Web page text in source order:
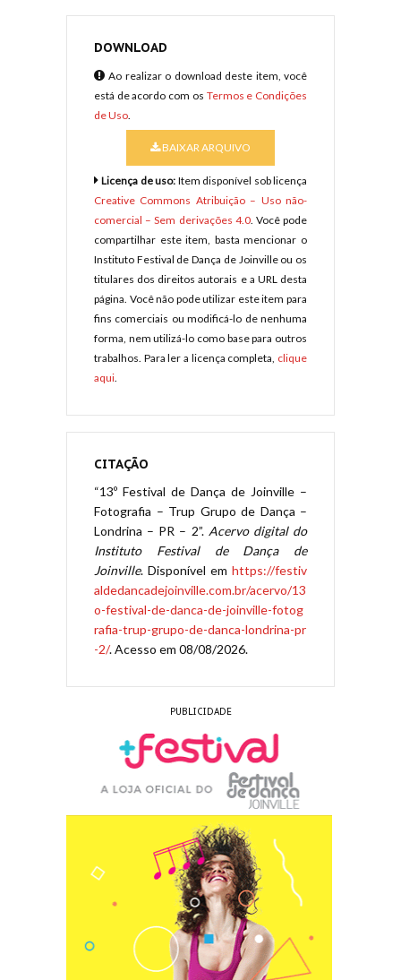
DOWNLOAD
Ao realizar o download deste item, você
está de acordo com os Termos e Condições
de Uso.
BAIXAR ARQUIVO
Licença de uso: Item disponível sob licença
Creative Commons Atribuição – Uso não-
comercial – Sem derivações 4.0. Você pode
compartilhar este item, basta mencionar o
Instituto Festival de Dança de Joinville ou os
titulares dos direitos autorais e a URL desta
página. Você não pode utilizar este item para
fins comerciais ou modificá-lo de nenhuma
forma, nem utilizá-lo como base para outros
trabalhos. Para ler a licença completa, clique
aqui.
CITAÇÃO
“13º Festival de Dança de Joinville –
Fotografia – Trup Grupo de Dança –
Londrina – PR – 2”. Acervo digital do
Instituto Festival de Dança de
Joinville. Disponível em https://festiv
aldedancadejoinville.com.br/acervo/13
o-festival-de-danca-de-joinville-fotog
rafia-trup-grupo-de-danca-londrina-pr
-2/. Acesso em 08/08/2026.
PUBLICIDADE